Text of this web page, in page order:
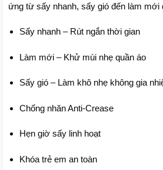
ứng từ sấy nhanh, sấy gió đến làm mới
Sấy nhanh – Rút ngắn thời gian
Làm mới – Khử mùi nhẹ quần áo
Sấy gió – Làm khô nhẹ không gia
Chống nhăn Anti-Crease
Hẹn giờ sấy linh hoạt
Khóa trẻ em an toàn